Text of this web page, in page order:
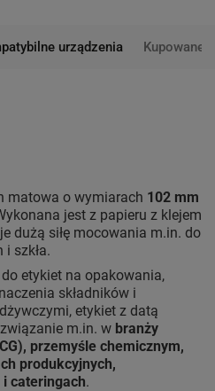
urządzenia Kupowane
matowa o wymiarach 102 mm
jest z papieru z klejem
dużą siłę mocowania m.in. do
szkła.
etykiet na opakowania,
składników i
etykiet z datą
m.in. w branży
przemyśle chemicznym,
produkcyjnych,
cateringach.